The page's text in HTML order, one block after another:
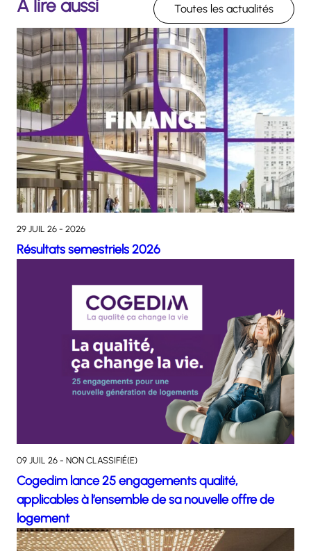
À lire aussi Toutes les actualités
29 JUIL 26 - 2026
Résultats semestriels 2026
09 JUIL 26 - NON CLASSIFIÉ(E)
Cogedim lance 25 engagements qualité,
applicables à l’ensemble de sa nouvelle offre de
logement